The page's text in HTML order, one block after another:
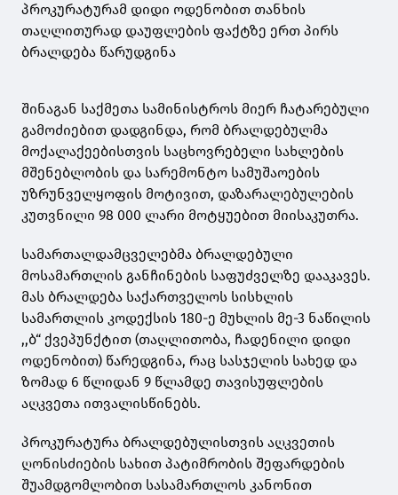
პროკურატურამ დიდი ოდენობით თანხის
თაღლითურად დაუფლების ფაქტზე ერთ პირს
ბრალდება წარუდგინა
შინაგან საქმეთა სამინისტროს მიერ ჩატარებული
გამოძიებით დადგინდა, რომ ბრალდებულმა
მოქალაქეებისთვის საცხოვრებელი სახლების
მშენებლობის და სარემონტო სამუშაოების
უზრუნველყოფის მოტივით, დაზარალებულების
კუთვნილი 98 000 ლარი მოტყუებით მიისაკუთრა.
სამართალდამცველებმა ბრალდებული
მოსამართლის განჩინების საფუძველზე დააკავეს.
მას ბრალდება საქართველოს სისხლის
სამართლის კოდექსის 180-ე მუხლის მე-3 ნაწილის
,,ბ“ ქვეპუნქტით (თაღლითობა, ჩადენილი დიდი
ოდენობით) წარედგინა, რაც სასჯელის სახედ და
ზომად 6 წლიდან 9 წლამდე თავისუფლების
აღკვეთა ითვალისწინებს.
პროკურატურა ბრალდებულისთვის აღკვეთის
ღონისძიების სახით პატიმრობის შეფარდების
შუამდგომლობით სასამართლოს კანონით